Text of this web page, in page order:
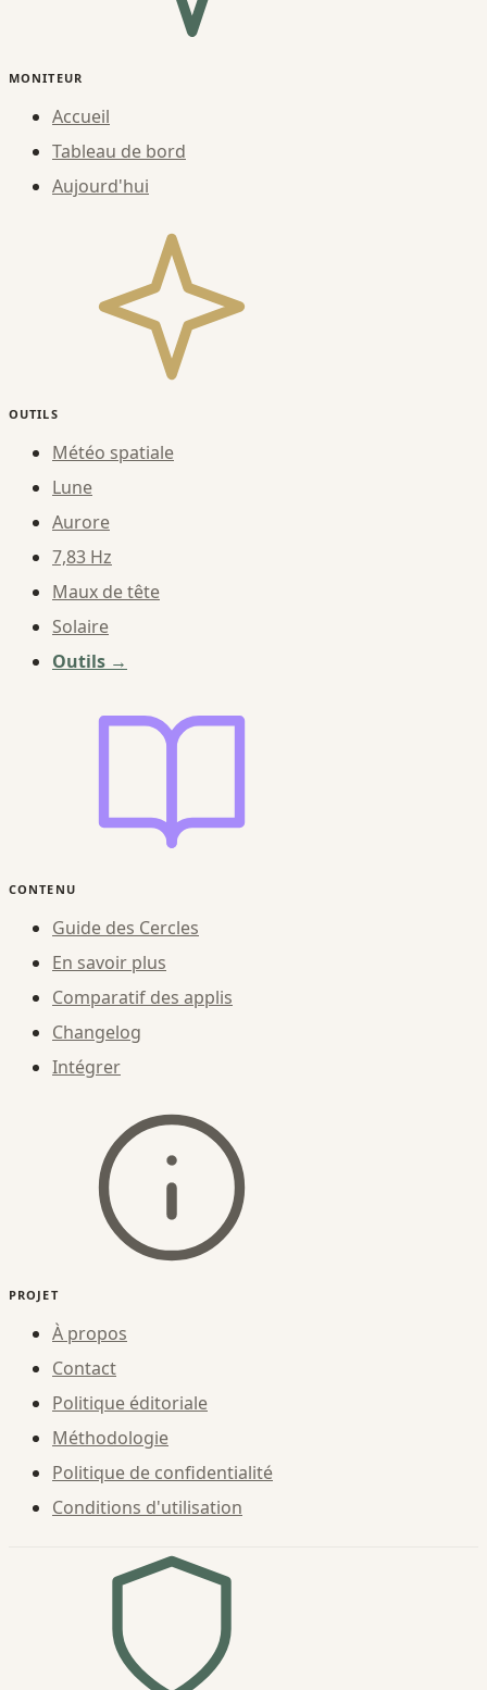
MONITEUR
Accueil
Tableau de bord
Aujourd'hui
OUTILS
Météo spatiale
Lune
Aurore
7,83 Hz
Maux de tête
Solaire
Outils →
CONTENU
Guide des Cercles
En savoir plus
Comparatif des applis
Changelog
Intégrer
PROJET
À propos
Contact
Politique éditoriale
Méthodologie
Politique de confidentialité
Conditions d'utilisation